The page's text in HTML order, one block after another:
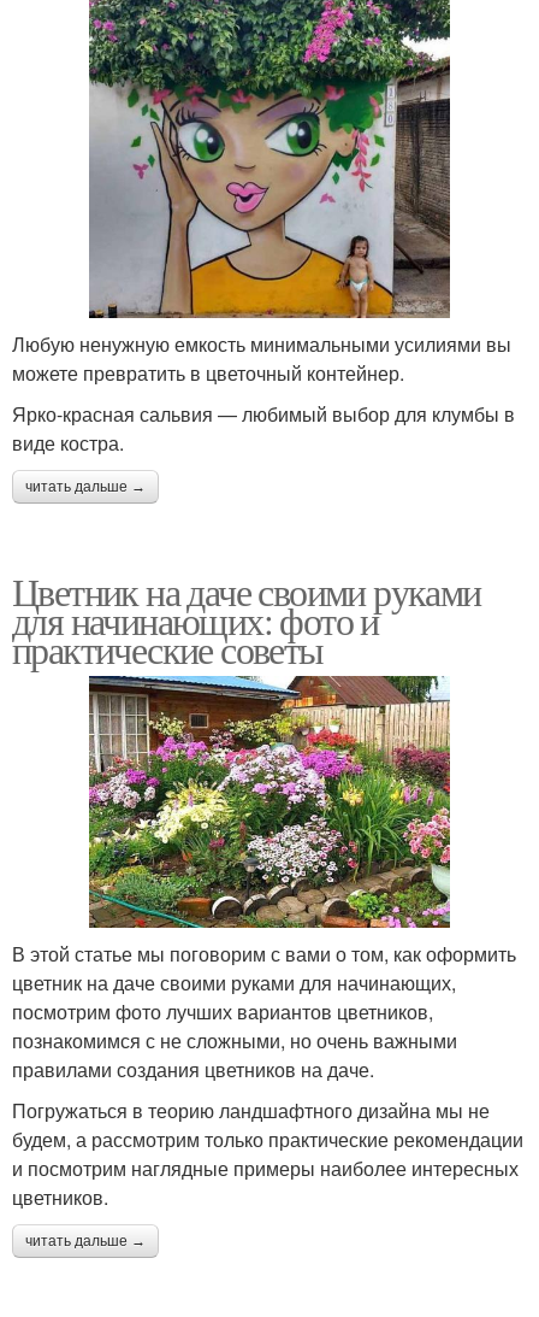
Любую ненужную емкость минимальными усилиями вы
можете превратить в цветочный контейнер.
Ярко-красная сальвия — любимый выбор для клумбы в
виде костра.
читать дальше →
Цветник на даче своими руками
для начинающих: фото и
практические советы
В этой статье мы поговорим с вами о том, как оформить
цветник на даче своими руками для начинающих,
посмотрим фото лучших вариантов цветников,
познакомимся с не сложными, но очень важными
правилами создания цветников на даче.
Погружаться в теорию ландшафтного дизайна мы не
будем, а рассмотрим только практические рекомендации
и посмотрим наглядные примеры наиболее интересных
цветников.
читать дальше →